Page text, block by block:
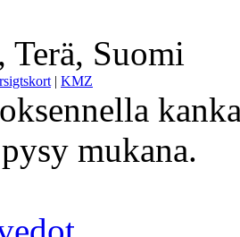
Terä, Suomi
| KMZ
mukana.